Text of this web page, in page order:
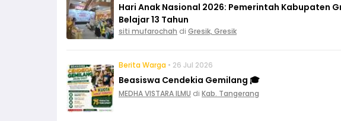
Hari Anak Nasional 2026: Pemerintah Kabupaten
Belajar 13 Tahun
siti mufarochah di Gresik, Gresik
Berita Warga • 26 Jul 2026
Beasiswa Cendekia Gemilang 🎓
MEDHA VISTARA ILMU di Kab. Tangerang